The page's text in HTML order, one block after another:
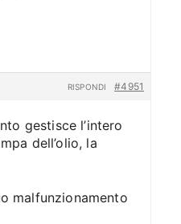
#4951
RISPONDI
gestisce l’intero
dell’olio, la
malfunzionamento